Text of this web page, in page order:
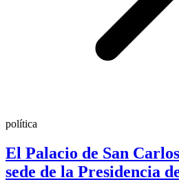
política
El Palacio de San
sede de la Presidencia